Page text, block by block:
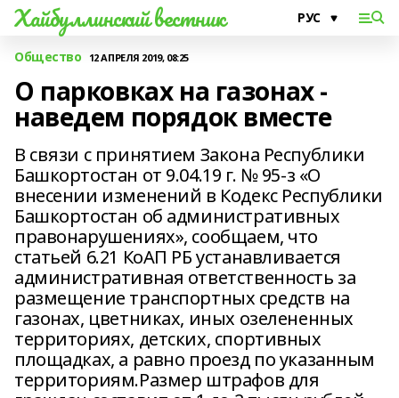
Хайбуллинский вестник
Общество 12 АПРЕЛЯ 2019, 08:25
О парковках на газонах -
наведем порядок вместе
В связи с принятием Закона Республики
Башкортостан от 9.04.19 г. № 95-з «О
внесении изменений в Кодекс Республики
Башкортостан об административных
правонарушениях», сообщаем, что
статьей 6.21 КоАП РБ устанавливается
административная ответственность за
размещение транспортных средств на
газонах, цветниках, иных озелененных
территориях, детских, спортивных
площадках, а равно проезд по указанным
территориям.Размер штрафов для